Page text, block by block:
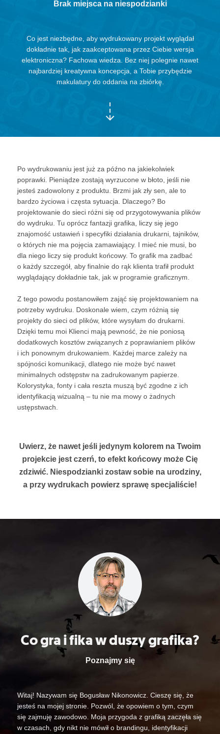
Brak miejsca na niespodzianki
Co jest niezbędne, aby wydrukowany projekt wyglądał
dokładnie tak, jak zaakceptowana przez Ciebie wersja
elektroniczna? Fachowa wiedza. Bez niej polegnie nawet
najbardziej kreatywna koncepcja, a Tobie przybędzie
makulatury do oddania na zbiórkę.
Po wydrukowaniu jest już za późno na jakiekolwiek
poprawki. Pieniądze zostają wyrzucone w błoto, jeśli nie
jesteś zadowolony z produktu. Brzmi jak zły sen, ale to
bardzo życiowa i częsta sytuacja. Dlaczego? Bo
projektowanie do sieci różni się od przygotowywania plików
do wydruku. Tu oprócz fantazji grafika, liczy się jego
znajomość ustawień i specyfiki działania drukarni, tajników,
o których nie ma pojęcia zamawiający. I mieć nie musi, bo
dla niego liczy się produkt końcowy. To grafik ma zadbać
o każdy szczegół, aby finalnie do rąk klienta trafił produkt
wyglądający dokładnie tak, jak w programie graficznym.
Z tego powodu postanowiłem zająć się projektowaniem na
potrzeby wydruku. Doskonale wiem, czym różnią się
projekty do sieci od plików, które wysyłam do drukarni.
Dzięki temu moi Klienci mają pewność, że nie poniosą
dodatkowych kosztów związanych z poprawianiem plików
i ich ponownym drukowaniem. Każdej marce zależy na
spójności komunikacji, dlatego nie może być nawet
minimalnych odstępstw na zadrukowanym papierze.
Kolorystyka, fonty i cała reszta muszą być zgodne z ich
identyfikacją wizualną – tu nie ma mowy o żadnych
ustępstwach.
Uwierz, że nawet jeśli jedynym kolorem na Twoim
projekcie jest czerń, to efekt końcowy może Cię
zdziwić. Niespodzianki zostaw sobie na urodziny,
a przy wydrukach powierz sprawę specjaliście!
Co gra i fika w duszy grafika?
Poznajmy się
Witaj! Nazywam się Bogusław Nikonowicz. Cieszę się, że
jesteś na mojej stronie. Pozwól, że opowiem o tym, czym
się zajmuję zawodowo. Moja przygoda z grafiką zaczęła się
w czasach, gdy nikt nie mówił o brandingu, identyfikacji